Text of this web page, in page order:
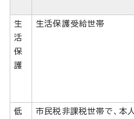
生
活
保
護
生活保護受給世帯
低
市民税非課税世帯で、本人